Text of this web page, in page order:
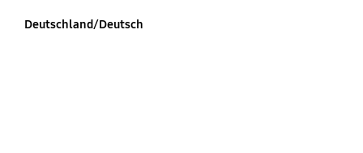
Deutschland/Deutsch